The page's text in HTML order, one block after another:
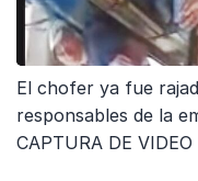
El chofer ya fue
responsables de la
CAPTURA DE VIDEO